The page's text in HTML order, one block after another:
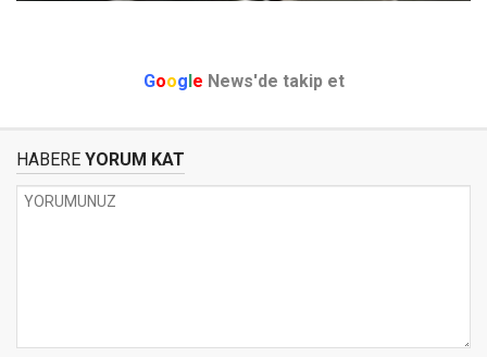
Google News'de takip et
HABERE YORUM KAT